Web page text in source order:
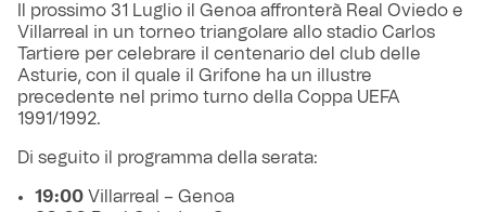
Il prossimo 31 Luglio il Genoa affronterà Real Oviedo e
Villarreal in un torneo triangolare allo stadio Carlos
Tartiere per celebrare il centenario del club delle
Asturie, con il quale il Grifone ha un illustre
precedente nel primo turno della Coppa UEFA
1991/1992.
Di seguito il programma della serata:
19:00 Villarreal – Genoa